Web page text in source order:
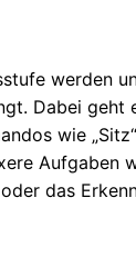
werden
Dabei geht
wie
Aufgaben
das